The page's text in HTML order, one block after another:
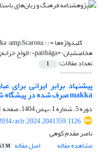
کلیدواژه‌ها =
هخامنشیان؛ *patibāga-؛ الواح خزانه‌ی تخت‌جمشید
تعداد مقالات: 1
پیشنهاد برابر ایرانی برای
makka صرف شده در پیشگاه شاه
دوره 5، شماره 1، بهمن 1404، صفحه
aclr.2024.2041359.1126
ناصر مقدم کوهی
مشاهده مقاله
اصل مقاله M